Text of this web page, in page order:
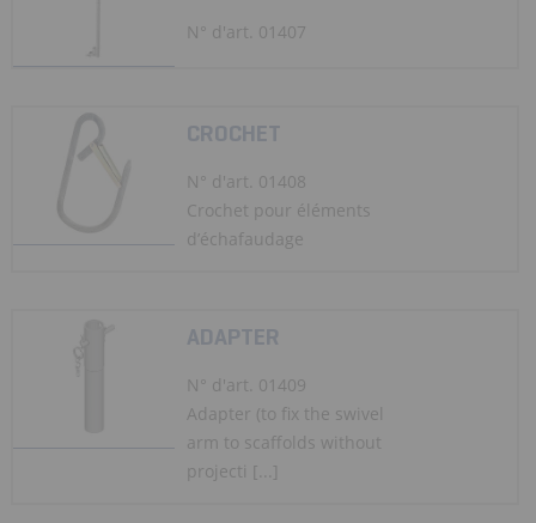
N° d'art. 01407
CROCHET
N° d'art. 01408
Crochet pour éléments
d’échafaudage
ADAPTER
N° d'art. 01409
Adapter (to fix the swivel
arm to scaffolds without
projecti [...]